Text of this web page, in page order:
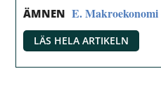
ÄMNEN E.
LÄS HELA ARTIKELN